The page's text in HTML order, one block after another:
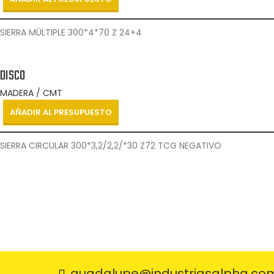
SIERRA MÚLTIPLE 300*4*70 Z 24+4
DISCO
MADERA / CMT
AÑADIR AL PRESUPUESTO
SIERRA CIRCULAR 300*3,2/2,2/*30 Z72 TCG NEGATIVO